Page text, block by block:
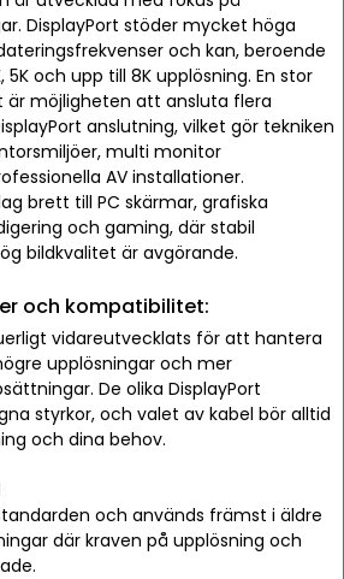
DisplayPort stöder mycket höga
och kan, beroende
och upp till 8K upplösning. En stor
är möjligheten att ansluta flera
anslutning, vilket gör tekniken
multi monitor
AV installationer.
brett till PC skärmar, grafiska
och gaming, där stabil
bildkvalitet är avgörande.
och kompatibilitet:
vidareutvecklats för att hantera
upplösningar och mer
De olika DisplayPort
styrkor, och valet av kabel bör alltid
och dina behov.
och används främst i äldre
där kraven på upplösning och